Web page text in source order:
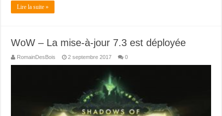
Lire la suite »
WoW – La mise-à-jour 7.3 est déployée
RomainDesBois 2 septembre 2017 0